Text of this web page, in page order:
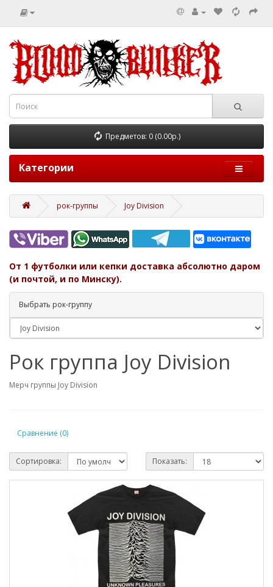
Предметов: 0 (0.00р.)
Категории
рок-группы Joy Division
От 1 футболки или кепки доставка абсолютно даром
(и почтой, и по Минску).
Выбрать рок-группу
Рок группа Joy Division
Мерч группы Joy Division
Сравнение (0)
Сортировка: Показать: